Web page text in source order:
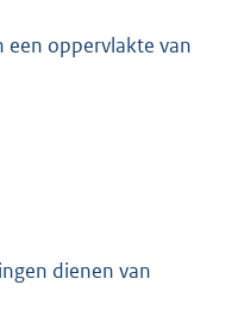
oppervlakte van
dienen van